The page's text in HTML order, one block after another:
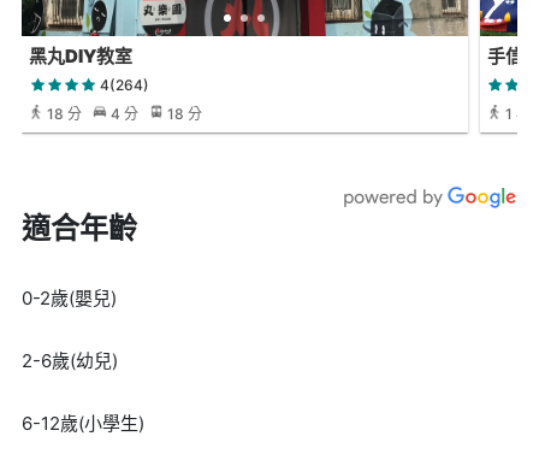
黑丸DIY教室
4(264)
18 分
4 分 18 分
手信
1 小
適合年齡
0-2歲(嬰兒)
2-6歲(幼兒)
6-12歲(小學生)